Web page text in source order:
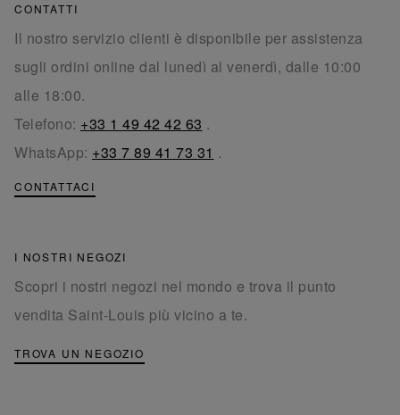
CONTATTI
Il nostro servizio clienti è disponibile per assistenza
sugli ordini online dal lunedì al venerdì, dalle 10:00
alle 18:00.
Telefono: +33 1 49 42 42 63 .
WhatsApp: +33 7 89 41 73 31 .
CONTATTACI
I NOSTRI NEGOZI
Scopri i nostri negozi nel mondo e trova il punto
vendita Saint-Louis più vicino a te.
TROVA UN NEGOZIO